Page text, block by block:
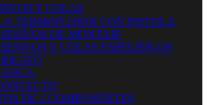
Y COLAS
TERMOFUSION CON PISTOLA
DE MONTAJE
Y COLAS ESPECIFICOS
DE 2 COMPONENTES